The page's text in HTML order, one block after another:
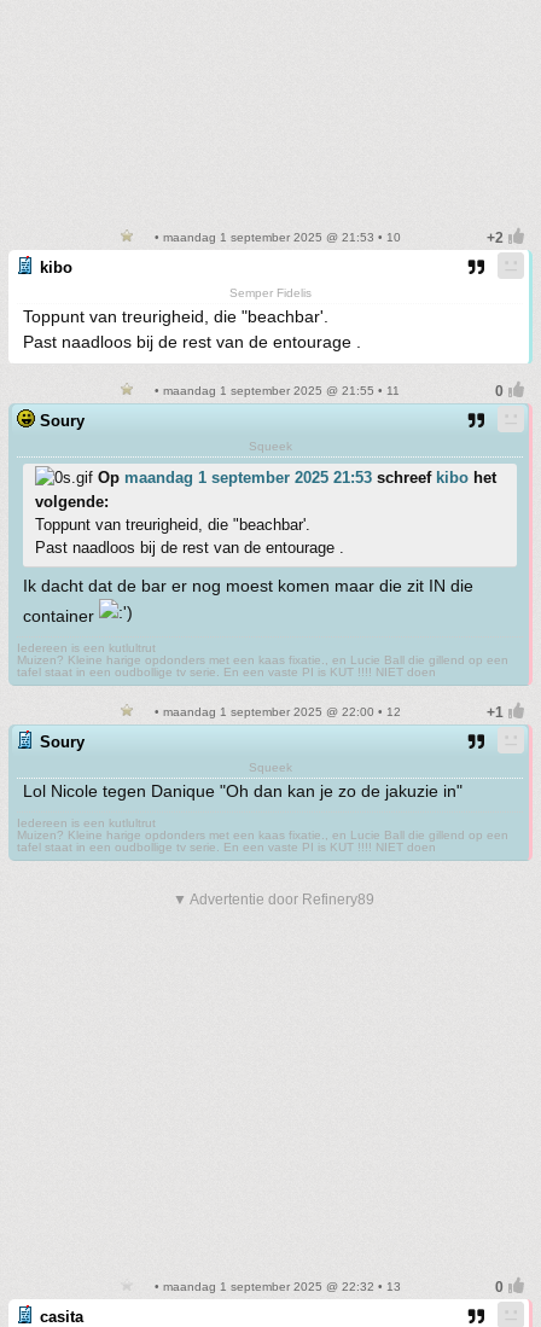
• maandag 1 september 2025 @ 21:53 • 10
kibo
Semper Fidelis
Toppunt van treurigheid, die "beachbar'.
Past naadloos bij de rest van de entourage .
• maandag 1 september 2025 @ 21:55 • 11
Soury
Squeek
Op maandag 1 september 2025 21:53 schreef kibo het
volgende:
Toppunt van treurigheid, die "beachbar'.
Past naadloos bij de rest van de entourage .
Ik dacht dat de bar er nog moest komen maar die zit IN die
container
Iedereen is een kutlultrut
Muizen? Kleine harige opdonders met een kaas fixatie., en Lucie Ball die gillend op een
tafel staat in een oudbollige tv serie. En een vaste PI is KUT !!!! NIET doen
• maandag 1 september 2025 @ 22:00 • 12
Soury
Squeek
Lol Nicole tegen Danique "Oh dan kan je zo de jakuzie in"
Iedereen is een kutlultrut
Muizen? Kleine harige opdonders met een kaas fixatie., en Lucie Ball die gillend op een
tafel staat in een oudbollige tv serie. En een vaste PI is KUT !!!! NIET doen
▼ Advertentie door Refinery89
• maandag 1 september 2025 @ 22:32 • 13
casita